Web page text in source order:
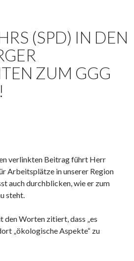
(SPD) IN DEN
ZUM GGG
verlinkten Beitrag führt Herr
Arbeitsplätze in unserer Region
auch durchblicken, wie er zum
steht.
Worten zitiert, dass „es
„ökologische Aspekte“ zu